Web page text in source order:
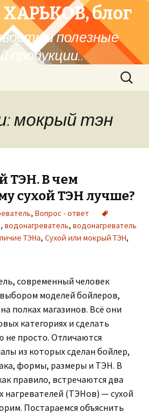
блог
и полезные
продукции..
Найти:
мокрый тэн
ТЭН. В чем
сухой ТЭН лучше?
, Вопрос - ответ
, водонагреватель, водонагреватель
ТЭНа, Сухой или мокрый ТЭН,
современный человек
моделей бойлеров,
полках магазинов. Всё они
категориях и сделать
не просто. Отличаются
из которых сделан бойлер,
формы, размеры и ТЭН. В
правило, встречаются два
нагревателей (ТЭНов) — сухой
Постараемся объяснить